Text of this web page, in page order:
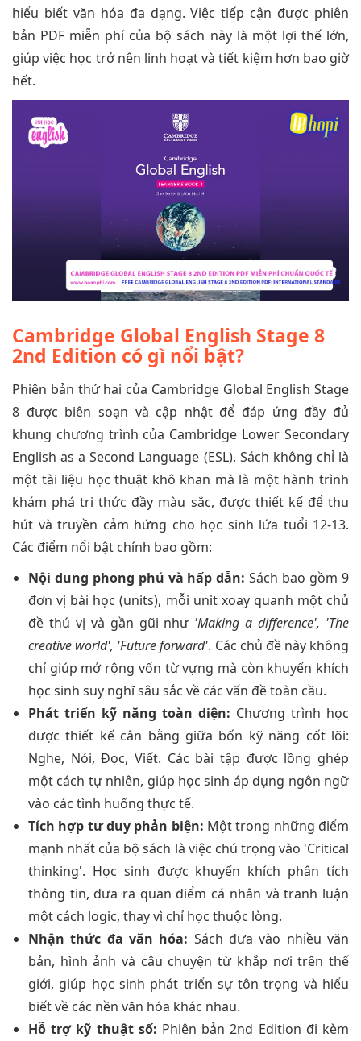
hiểu biết văn hóa đa dạng. Việc tiếp cận được phiên
bản PDF miễn phí của bộ sách này là một lợi thế lớn,
giúp việc học trở nên linh hoạt và tiết kiệm hơn bao giờ
hết.
Cambridge Global English Stage 8
2nd Edition có gì nổi bật?
Phiên bản thứ hai của Cambridge Global English Stage
8 được biên soạn và cập nhật để đáp ứng đầy đủ
khung chương trình của Cambridge Lower Secondary
English as a Second Language (ESL). Sách không chỉ là
một tài liệu học thuật khô khan mà là một hành trình
khám phá tri thức đầy màu sắc, được thiết kế để thu
hút và truyền cảm hứng cho học sinh lứa tuổi 12-13.
Các điểm nổi bật chính bao gồm:
Nội dung phong phú và hấp dẫn: Sách bao gồm 9
đơn vị bài học (units), mỗi unit xoay quanh một chủ
đề thú vị và gần gũi như 'Making a difference', 'The
creative world', 'Future forward'. Các chủ đề này không
chỉ giúp mở rộng vốn từ vựng mà còn khuyến khích
học sinh suy nghĩ sâu sắc về các vấn đề toàn cầu.
Phát triển kỹ năng toàn diện: Chương trình học
được thiết kế cân bằng giữa bốn kỹ năng cốt lõi:
Nghe, Nói, Đọc, Viết. Các bài tập được lồng ghép
một cách tự nhiên, giúp học sinh áp dụng ngôn ngữ
vào các tình huống thực tế.
Tích hợp tư duy phản biện: Một trong những điểm
mạnh nhất của bộ sách là việc chú trọng vào 'Critical
thinking'. Học sinh được khuyến khích phân tích
thông tin, đưa ra quan điểm cá nhân và tranh luận
một cách logic, thay vì chỉ học thuộc lòng.
Nhận thức đa văn hóa: Sách đưa vào nhiều văn
bản, hình ảnh và câu chuyện từ khắp nơi trên thế
giới, giúp học sinh phát triển sự tôn trọng và hiểu
biết về các nền văn hóa khác nhau.
Hỗ trợ kỹ thuật số: Phiên bản 2nd Edition đi kèm